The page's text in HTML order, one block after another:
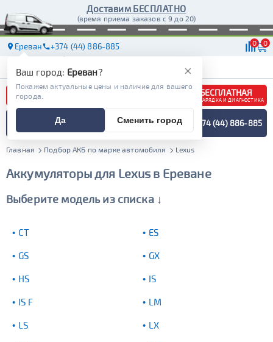
Доставим БЕСПЛАТНО
(время приема заказов с 9 до 20)
Ереван +374 (44) 886-885 0 0
АКБ ДОСТАВКА
БЕСПЛАТНАЯ
ЗАРЯДКА И ДИАГНОСТИКА
ПОДБОР АККУМУЛЯТОРА
СПЕЦИАЛИСТОМ +374 (44) 886-885
Главная Подбор АКБ по марке автомобиля Lexus
Аккумуляторы для Lexus в Ереване
Выберите модель из списка ↓
CT ES
GS GX
HS IS
IS F LM
LS LX
×
Ваш город: Ереван?
Покажем актуальные цены и наличие для вашего
города.
Да Сменить город